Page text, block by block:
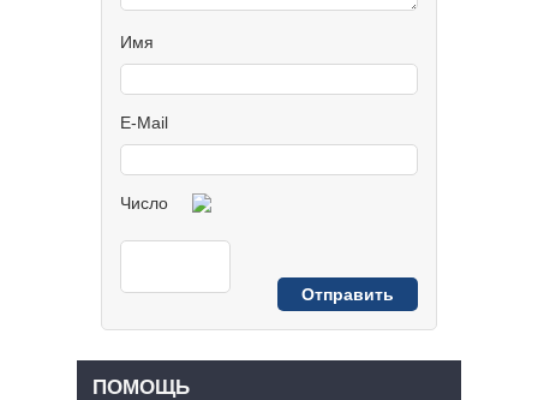
Имя
E-Mail
Число
ПОМОЩЬ